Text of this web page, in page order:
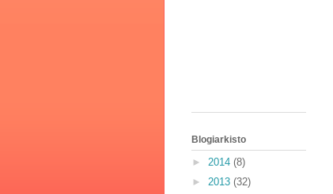
Blogiarkisto
► 2014 (8)
► 2013 (32)